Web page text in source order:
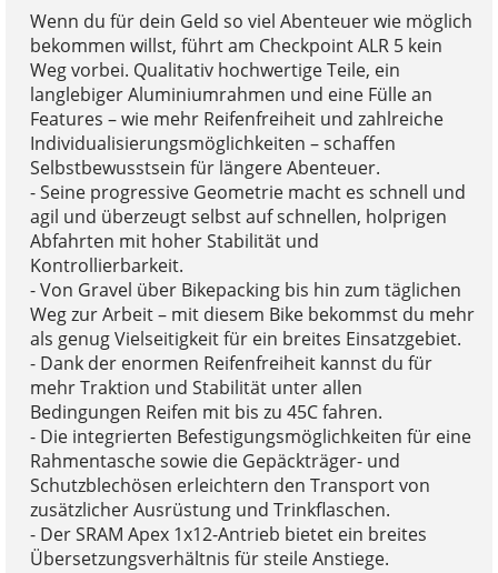
Wenn du für dein Geld so viel Abenteuer wie möglich
bekommen willst, führt am Checkpoint ALR 5 kein
Weg vorbei. Qualitativ hochwertige Teile, ein
langlebiger Aluminiumrahmen und eine Fülle an
Features – wie mehr Reifenfreiheit und zahlreiche
Individualisierungsmöglichkeiten – schaffen
Selbstbewusstsein für längere Abenteuer.
- Seine progressive Geometrie macht es schnell und
agil und überzeugt selbst auf schnellen, holprigen
Abfahrten mit hoher Stabilität und
Kontrollierbarkeit.
- Von Gravel über Bikepacking bis hin zum täglichen
Weg zur Arbeit – mit diesem Bike bekommst du mehr
als genug Vielseitigkeit für ein breites Einsatzgebiet.
- Dank der enormen Reifenfreiheit kannst du für
mehr Traktion und Stabilität unter allen
Bedingungen Reifen mit bis zu 45C fahren.
- Die integrierten Befestigungsmöglichkeiten für eine
Rahmentasche sowie die Gepäckträger- und
Schutzblechösen erleichtern den Transport von
zusätzlicher Ausrüstung und Trinkflaschen.
- Der SRAM Apex 1x12-Antrieb bietet ein breites
Übersetzungsverhältnis für steile Anstiege.